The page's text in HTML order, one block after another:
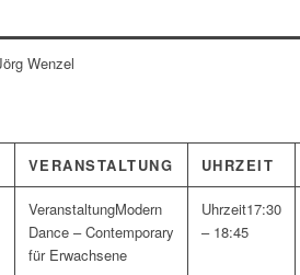
Wenzel
VERANSTALTUNG UHRZEIT
Modern
Dance – Contemporary
für Erwachsene
17:30
– 18:45